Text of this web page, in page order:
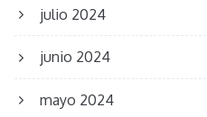
julio 2024
junio 2024
mayo 2024